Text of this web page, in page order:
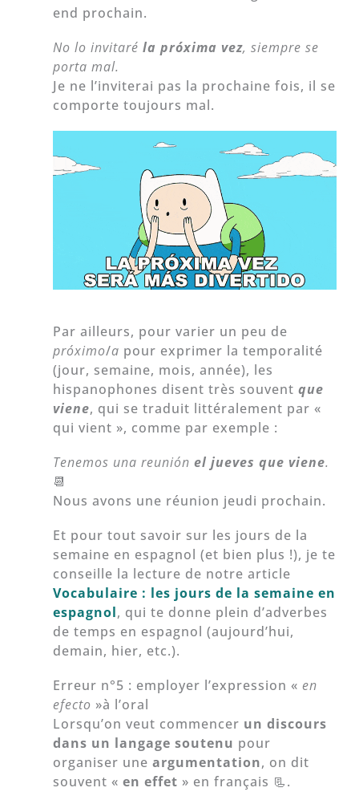
end prochain.
No lo invitaréla próxima vez, siempre se
porta mal.
Je ne l’inviterai pas la prochaine fois, il se
comporte toujours mal.
Par ailleurs, pour varier un peu de
próximo/a pour exprimer la temporalité
(jour, semaine, mois, année), les
hispanophones disent très souventque
viene, qui se traduit littéralement par «
qui vient », comme par exemple :
Tenemos una reuniónel jueves que viene.
📆
Nous avons une réunion jeudi prochain.
Et pour tout savoir sur les jours de la
semaine en espagnol (et bien plus !), je te
conseille la lecture de notre article
Vocabulaire : les jours de la semaine en
espagnol, qui te donne plein d’adverbes
de temps en espagnol (aujourd’hui,
demain, hier, etc.).
Erreur n°5 : employer l’expression «en
efecto »à l’oral
Lorsqu’on veut commencer un discours
dans un langage soutenu pour
organiser uneargumentation, on dit
souvent «en effet » en français 📃.